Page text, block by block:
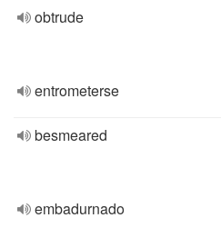
obtrude
entrometerse
besmeared
embadurnado